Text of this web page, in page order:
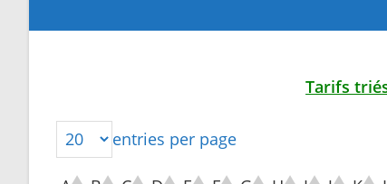
Tarifs
entries per page